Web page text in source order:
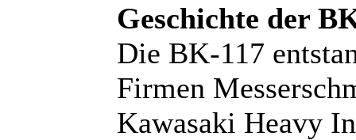
Geschichte der
Die BK-117
Firmen
Kawasaki Heavy